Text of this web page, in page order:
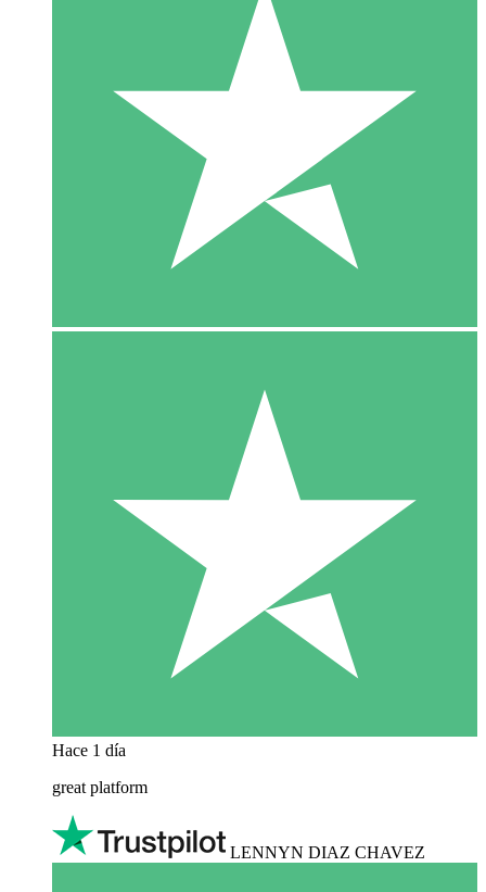
Hace 1 día
great platform
LENNYN DIAZ CHAVEZ